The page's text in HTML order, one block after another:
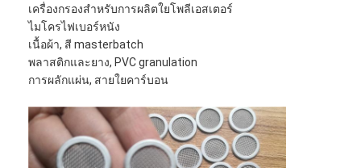
เครื่องกรองสําหรับการผลิตใยโพลีเอสเตอร์
ไมโครไฟเบอร์หนัง
เนื้อผ้า, สี masterbatch
พลาสติกและยาง, PVC granulation
การผลักแผ่น, สายใยคาร์บอน